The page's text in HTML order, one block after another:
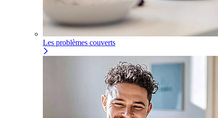
Les problèmes couverts